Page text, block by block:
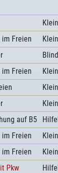
Freien
Freien
auf B5
Freien
Freien
Pkw